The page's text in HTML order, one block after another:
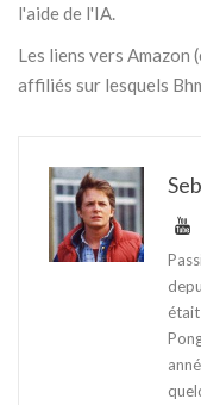
l'aide de l'IA.
Les liens vers Amazon
affiliés sur lesquels